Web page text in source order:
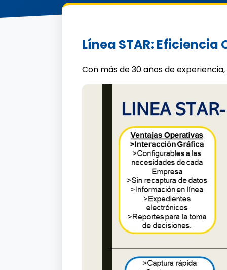
Línea STAR: Eficiencia
Con más de 30 años de